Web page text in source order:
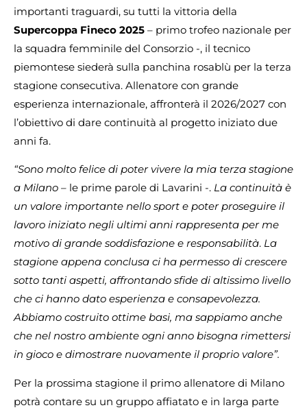
importanti traguardi, su tutti la vittoria della
Supercoppa Fineco 2025 – primo trofeo nazionale per
la squadra femminile del Consorzio -, il tecnico
piemontese siederà sulla panchina rosablù per la terza
stagione consecutiva. Allenatore con grande
esperienza internazionale, affronterà il 2026/2027 con
l’obiettivo di dare continuità al progetto iniziato due
anni fa.
“Sono molto felice di poter vivere la mia terza stagione
a Milano – le prime parole di Lavarini -. La continuità è
un valore importante nello sport e poter proseguire il
lavoro iniziato negli ultimi anni rappresenta per me
motivo di grande soddisfazione e responsabilità. La
stagione appena conclusa ci ha permesso di crescere
sotto tanti aspetti, affrontando sfide di altissimo livello
che ci hanno dato esperienza e consapevolezza.
Abbiamo costruito ottime basi, ma sappiamo anche
che nel nostro ambiente ogni anno bisogna rimettersi
in gioco e dimostrare nuovamente il proprio valore”.
Per la prossima stagione il primo allenatore di Milano
potrà contare su un gruppo affiatato e in larga parte